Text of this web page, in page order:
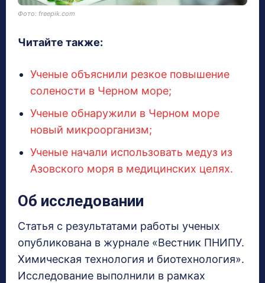
Фото: freepik.com
Читайте также:
Ученые объяснили резкое повышение
солености в Черном море;
Ученые обнаружили в Черном море
новый микроорганизм;
Ученые начали использовать медуз из
Азовского моря в медицинских целях.
Об исследовании
Статья с результатами работы ученых
опубликована в журнале «Вестник ПНИПУ.
Химическая технология и биотехнология».
Исследование выполнили в рамках